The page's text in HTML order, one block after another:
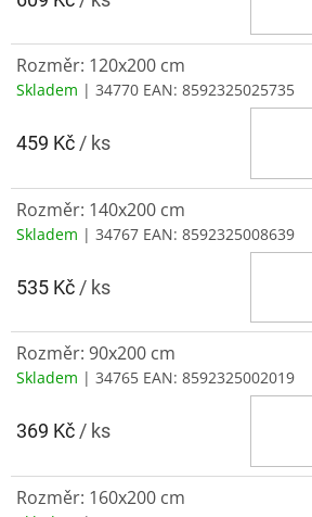
Rozměr: 120x200 cm
Skladem | 34770 EAN: 8592325025735
459 Kč / ks
Rozměr: 140x200 cm
Skladem | 34767 EAN: 8592325008639
535 Kč / ks
Rozměr: 90x200 cm
Skladem | 34765 EAN: 8592325002019
369 Kč / ks
Rozměr: 160x200 cm